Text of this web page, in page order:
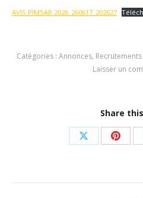
AVIS PIMSAR 2026_260617_202627
Catégories : Annonces, Recrutements
Laisser un
Share
Partager
X